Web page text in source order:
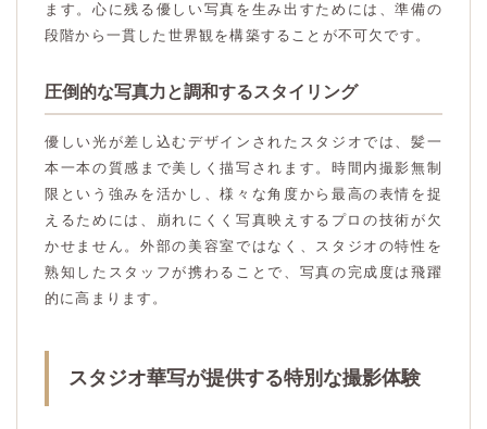
ます。心に残る優しい写真を生み出すためには、準備の
段階から一貫した世界観を構築することが不可欠です。
圧倒的な写真力と調和するスタイリング
優しい光が差し込むデザインされたスタジオでは、髪一
本一本の質感まで美しく描写されます。時間内撮影無制
限という強みを活かし、様々な角度から最高の表情を捉
えるためには、崩れにくく写真映えするプロの技術が欠
かせません。外部の美容室ではなく、スタジオの特性を
熟知したスタッフが携わることで、写真の完成度は飛躍
的に高まります。
スタジオ華写が提供する特別な撮影体験